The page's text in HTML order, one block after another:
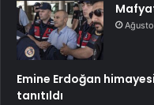
Emine Erdoğan
tanıtıldı